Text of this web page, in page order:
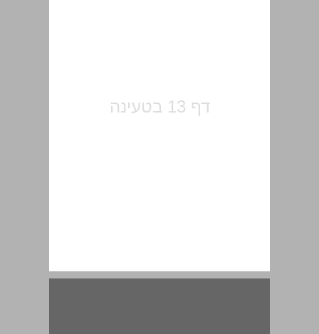
שבעים שנה למסילות־ברזל בארץ־ישראל ... 15